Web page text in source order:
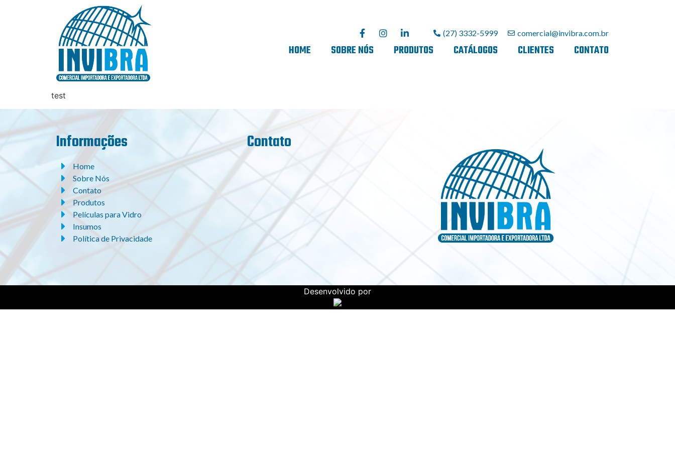
(27) 3332-5999 comercial@invibra.com.br
HOME SOBRE NÓS PRODUTOS CATÁLOGOS CLIENTES CONTATO
test
Informações
Home
Sobre Nós
Contato
Produtos
Películas para Vidro
Insumos
Política de Privacidade
Contato
Desenvolvido por